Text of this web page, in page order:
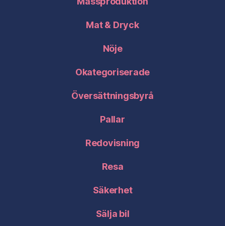
Mat & Dryck
Nöje
Okategoriserade
Översättningsbyrå
Pallar
Redovisning
Resa
Säkerhet
Sälja bil